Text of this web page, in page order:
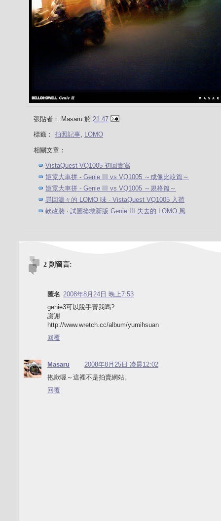
張貼者： Masaru 於 21:47
標籤： 拍照記事, LOMO
相關文章：
VistaQuest VQ1005 初回實寫
姬霓大車拼 - Genie III vs VQ1005 ～成像比較篇～
姬霓大車拼 - Genie III vs VQ1005 ～規格篇～
尋回濃々的 LOMO 味 - VistaQuest VQ1005 入荷
軟改裝 ‧ 試圖搶救新版 Genie III 失去的 LOMO 風
2 則留言:
匿名 2008年8月24日 晚上7:53
genie3可以脫手賣我嗎?
謝謝
http://www.wretch.cc/album/yumihsuan
回覆
Masaru
2008年8月25日 凌晨12:02
抱歉喔～這裡不是拍賣網站。
回覆